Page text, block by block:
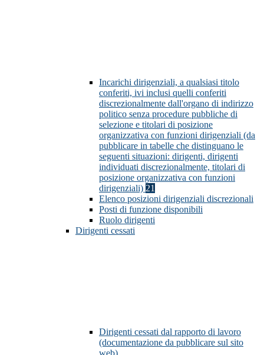
Incarichi dirigenziali, a qualsiasi titolo
conferiti, ivi inclusi quelli conferiti
discrezionalmente dall'organo di indirizzo
politico senza procedure pubbliche di
selezione e titolari di posizione
organizzativa con funzioni dirigenziali (da
pubblicare in tabelle che distinguano le
seguenti situazioni: dirigenti, dirigenti
individuati discrezionalmente, titolari di
posizione organizzativa con funzioni
dirigenziali) 21
Elenco posizioni dirigenziali discrezionali
Posti di funzione disponibili
Ruolo dirigenti
Dirigenti cessati
Dirigenti cessati dal rapporto di lavoro
(documentazione da pubblicare sul sito